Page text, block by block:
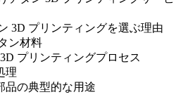
3D プリンティングを選ぶ理由
ン材料
プリンティングプロセス
理
品の典型的な用途